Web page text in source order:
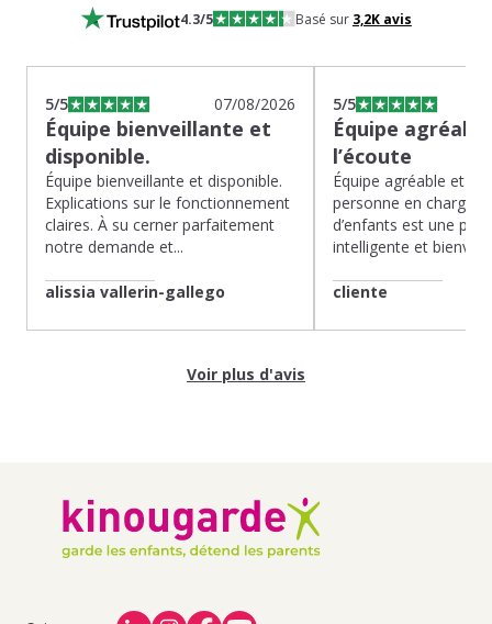
4.3/5 Basé sur 3,2Kavis
5/5 07/08/2026
Équipe bienveillante et
disponible.
Équipe bienveillante et disponible.
Explications sur le fonctionnement
claires. À su cerner parfaitement
notre demande et...
alissia vallerin-gallego
5/5
Équipe
l’écoute
Équipe agréable et à
personne en charge
d’enfants est une
intelligente et
cliente
Voir plus d'avis